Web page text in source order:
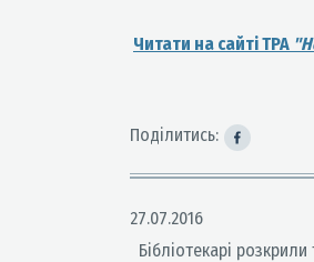
Читати на сайті ТРА
Поділитись:
27.07.2016
Бібліотекарі